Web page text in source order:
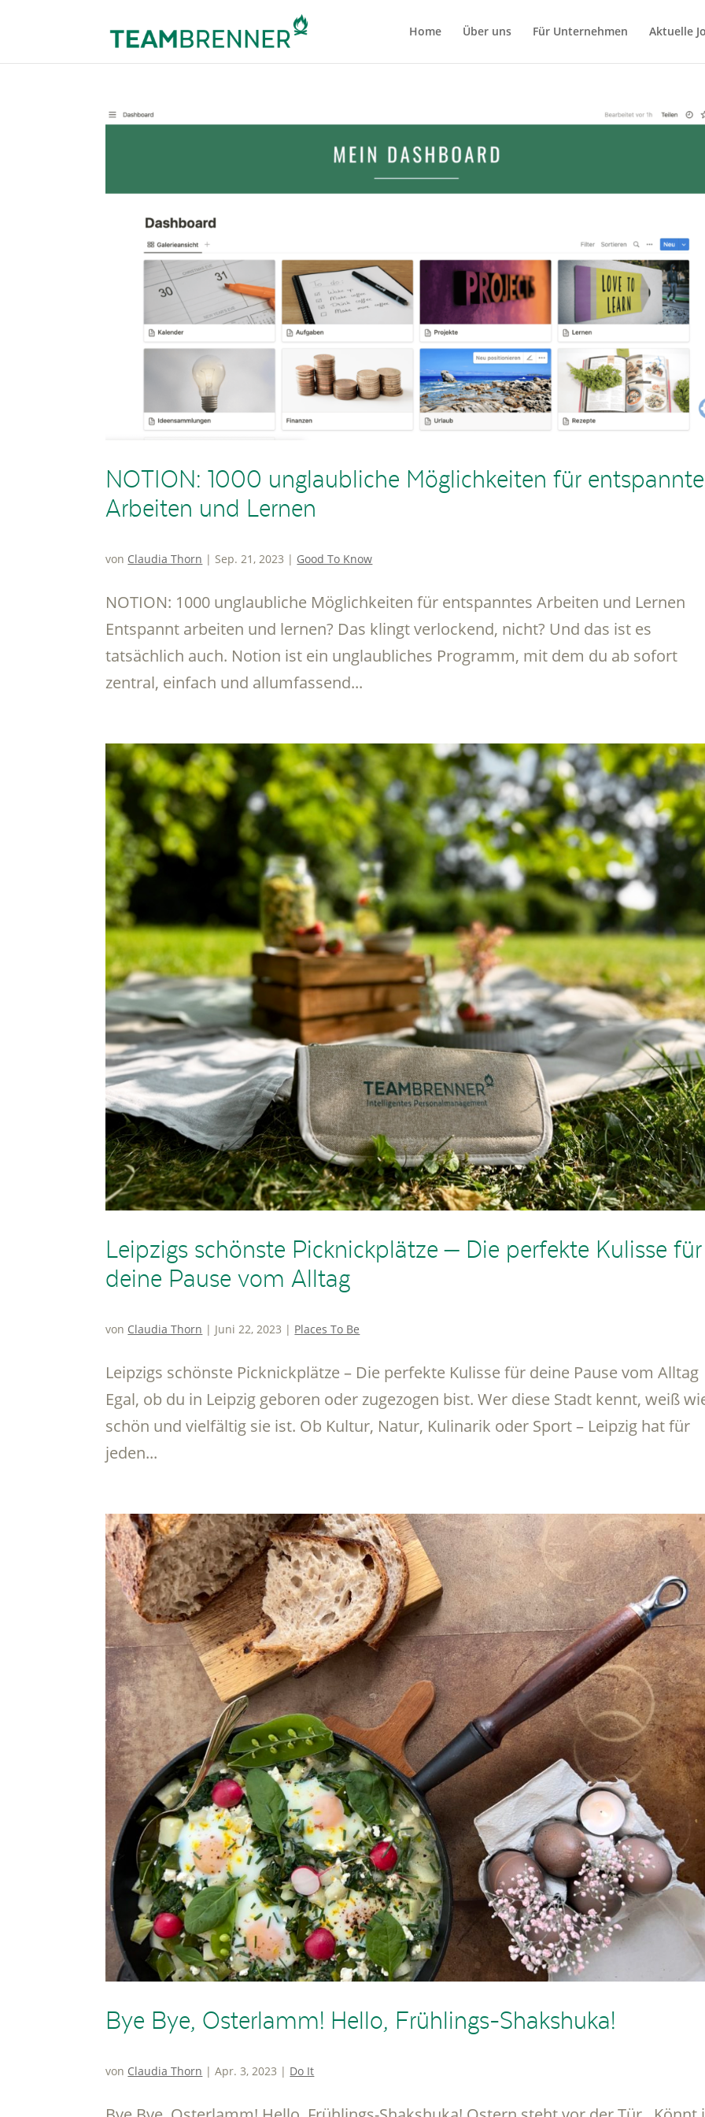
Home Über uns Für Unternehmen Aktuelle
NOTION: 1000 unglaubliche Möglichkeiten für
Arbeiten und Lernen
von Claudia Thorn | Sep. 21, 2023 | Good To Know
NOTION: 1000 unglaubliche Möglichkeiten für entspanntes Arbeiten und Lernen
Entspannt arbeiten und lernen? Das klingt verlockend, nicht? Und das ist es
tatsächlich auch. Notion ist ein unglaubliches Programm, mit dem du ab sofort
zentral, einfach und allumfassend...
Leipzigs schönste Picknickplätze – Die perfekte Kulisse für
deine Pause vom Alltag
von Claudia Thorn | Juni 22, 2023 | Places To Be
Leipzigs schönste Picknickplätze – Die perfekte Kulisse für deine Pause vom Alltag
Egal, ob du in Leipzig geboren oder zugezogen bist. Wer diese Stadt kennt, weiß
schön und vielfältig sie ist. Ob Kultur, Natur, Kulinarik oder Sport – Leipzig hat für
jeden...
Bye Bye, Osterlamm! Hello, Frühlings-Shakshuka!
von Claudia Thorn |Apr. 3, 2023 | Do It